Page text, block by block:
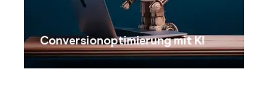
Conversionoptimierung mit KI